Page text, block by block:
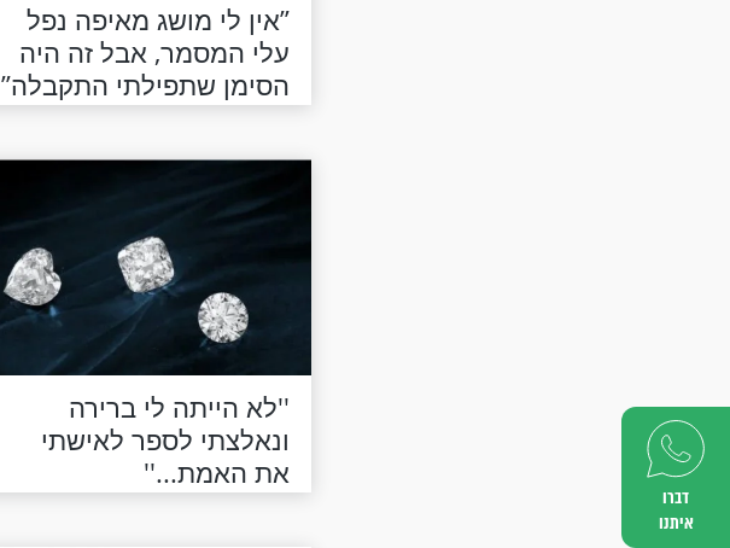
דברו
איתנו
’’אין לי מושג מאיפה נפל
עלי המסמר, אבל זה היה
הסימן שתפילתי התקבלה’’
''לא הייתה לי ברירה
ונאלצתי לספר לאישתי
את האמת...''